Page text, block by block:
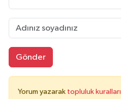
Gönder
Yorum yazarak topluluk